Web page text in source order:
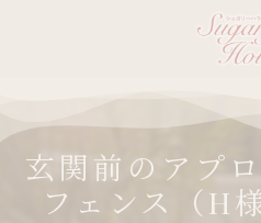
玄関前のアプ
フェンス（H